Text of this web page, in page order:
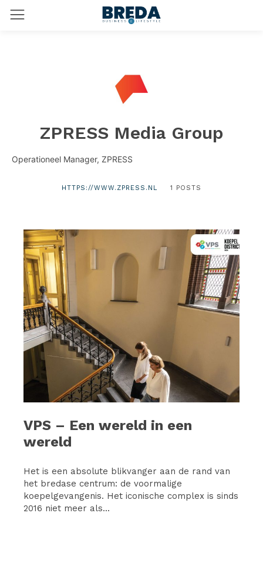
ZPRESS Media Group
Operationeel Manager, ZPRESS
HTTPS://WWW.ZPRESS.NL 1 POSTS
VPS – Een wereld in een
wereld
Het is een absolute blikvanger aan de rand van
het bredase centrum: de voormalige
koepelgevangenis. Het iconische complex is sinds
2016 niet meer als...